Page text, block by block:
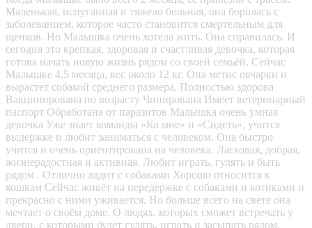
Маленькая, испуганная и тяжело больная, она боролась с
заболеванием, которое часто становится смертельным для
щенков. Но Малышка очень хотела жить. Она справилась. И
сегодня это крепкая, здоровая и счастливая девочка, которая
готова начать новую жизнь рядом со своей семьёй. Сейчас
Малышке 4,5 месяца, вес около 12 кг. Она метис овчарки и
вырастет собакой среднего размера. Полностью здорова
Вакцинирована по возрасту Чипирована Имеет ветеринарный
паспорт Обработана от паразитов Малышка очень умная
девочка Уже знает команды «Ко мне» и «Сидеть», учится
выдержке и любит заниматься с человеком. Она быстро
учится и очень ориентирована на человека. Ласковая, добрая,
жизнерадостная и активная. Любит играть, гулять и быть
рядом . Отлично ладит с собаками Хорошо относится к
кошкам Сейчас живёт на передержке с собаками и котиками и
прекрасно с ними уживается. Но больше всего на свете она
мечтает о своём доме. О людях, которых сможет встречать у
двери, с которыми будет гулять, играть и засыпать рядом.